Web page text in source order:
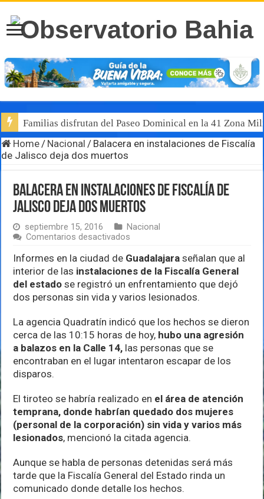
Familias disfrutan del Paseo Dominical en la 41 Zona
Home / Nacional / Balacera en instalaciones de Fiscalía
de Jalisco deja dos muertos
Balacera en instalaciones de Fiscalía de
Jalisco deja dos muertos
septiembre 15, 2016
Nacional
Comentarios desactivados
en
instalaciones
de
Fiscalía
de
deja
dos
muertos
Informes en la ciudad de Guadalajara señalan que al
interior de las instalaciones de la Fiscalía General
del estadose registró un enfrentamiento que dejó
dos personas sin vida y varios lesionados.
La agencia Quadratín indicó que los hechos se dieron
cerca de las 10:15 horas de hoy, hubo una agresión
a balazos en la Calle 14, las personas que se
encontraban en el lugar intentaron escapar de los
disparos.
El tiroteo se habría realizado en el área de atención
temprana, donde habrían quedado dos mujeres
(personal de la corporación) sin vida y varios más
lesionados, mencionó la citada agencia.
Aunque se habla de personas detenidas será más
tarde que la Fiscalía General del Estado rinda un
comunicado donde detalle los hechos.